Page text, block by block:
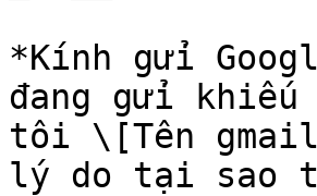
*Kính gửi
đang gửi
tôi \[Tên
lý do tại sao